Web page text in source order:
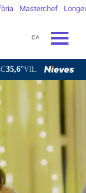
Masterchef
CA
DEL PENEDÈS